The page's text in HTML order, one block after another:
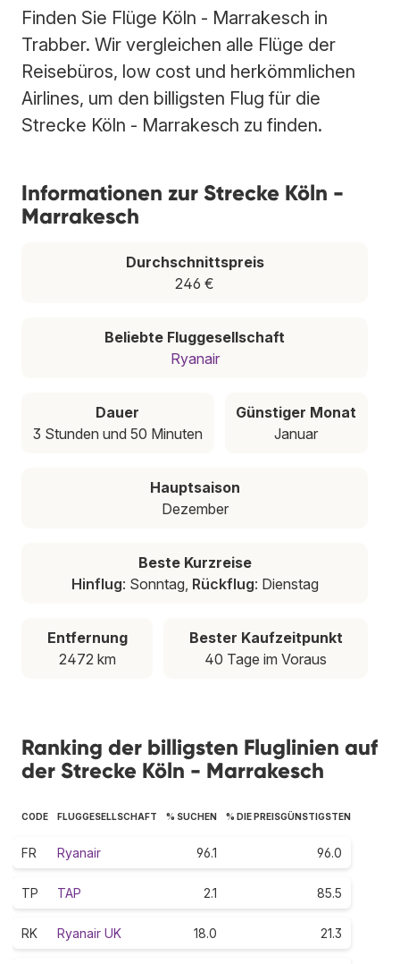
Finden Sie Flüge Köln - Marrakesch in
Trabber. Wir vergleichen alle Flüge der
Reisebüros, low cost und herkömmlichen
Airlines, um den billigsten Flug für die
Strecke Köln - Marrakesch zu finden.
Informationen zur Strecke Köln -
Marrakesch
Durchschnittspreis
246 €
Beliebte Fluggesellschaft
Ryanair
Dauer
3 Stunden und 50 Minuten
Günstiger Monat
Januar
Hauptsaison
Dezember
Beste Kurzreise
Hinflug: Sonntag, Rückflug: Dienstag
Entfernung
2472 km
Bester Kaufzeitpunkt
40 Tage im Voraus
Ranking der billigsten Fluglinien auf
der Strecke Köln - Marrakesch
CODE FLUGGESELLSCHAFT % SUCHEN % DIE PREISGÜNSTIGSTEN
FR Ryanair 96.1 96.0
TP TAP 2.1 85.5
RK Ryanair UK 18.0 21.3